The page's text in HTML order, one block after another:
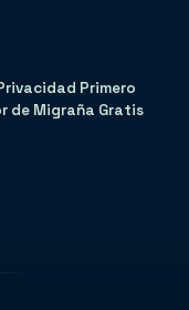
Primero
de Migraña Gratis